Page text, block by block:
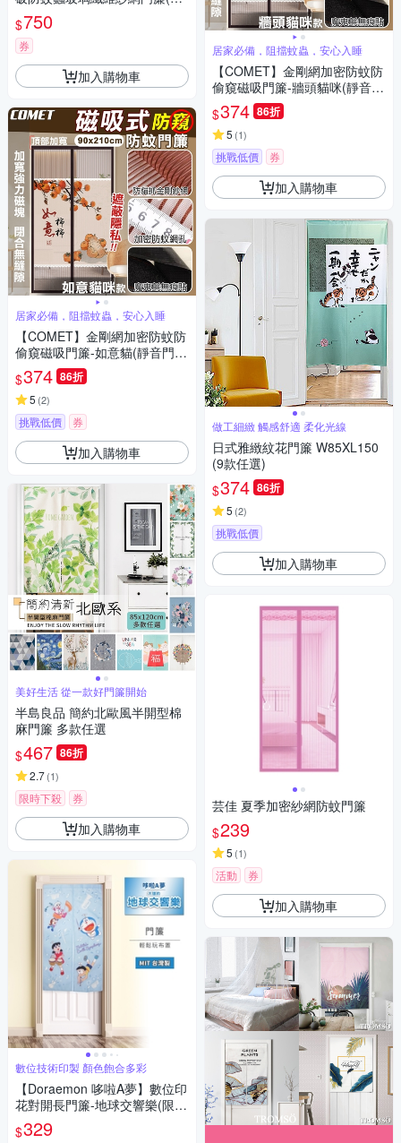
紗防蚊門簾 磁鐵吸合門簾 升級
側開款)
$750
券
加入購物車
居家必備，阻擋蚊蟲，安心入睡
【COMET】金剛網加密防蚊防
偷窺磁吸門簾-如意貓(靜音門簾
免打孔門簾 防蚊門簾 磁釦門簾
磁吸門簾/YJB009)
$374 86折
5 (2)
挑戰低價 券
加入購物車
美好生活 從一款好門簾開始
半島良品 簡約北歐風半開型棉
麻門簾 多款任選
$467 86折
2.7(1)
限時下殺 券
加入購物車
數位技術印製 顏色飽合多彩
【Doraemon 哆啦A夢】數位印
花對開長門簾-地球交響樂(限定
款)
$329
居家必備，阻擋蚊蟲，安心入睡
【COMET】金剛網加密防蚊防
偷窺磁吸門簾-牆頭貓咪(靜音門
簾 免打孔門簾 防蚊門簾 磁釦門
簾 磁吸門簾/YJB008)
$374 86折
5 (1)
挑戰低價 券
加入購物車
做工細緻 觸感舒適 柔化光線
日式雅緻紋花門簾 W85XL150
(9款任選)
$374 86折
5 (2)
挑戰低價
加入購物車
芸佳 夏季加密紗網防蚊門簾
$239
5 (1)
活動 券
加入購物車